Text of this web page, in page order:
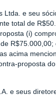
Ltda. e seu
total de
(i)
acima
proposta
e seus